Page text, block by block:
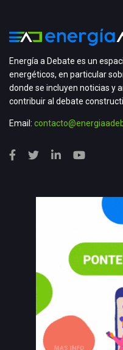
Energía a Debate es un
energéticos, en particular
donde se incluyen noticias y
contribuir al debate
Email: